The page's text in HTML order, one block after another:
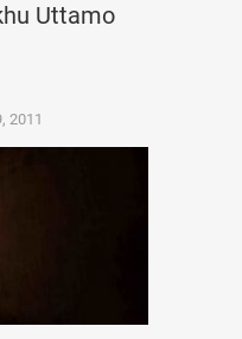
Uttamo
2011